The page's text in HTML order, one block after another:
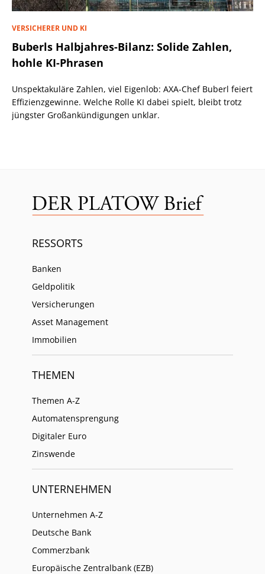
VERSICHERER UND KI
Buberls Halbjahres-Bilanz: Solide Zahlen,
hohle KI-Phrasen
Unspektakuläre Zahlen, viel Eigenlob: AXA-Chef Buberl feiert
Effizienzgewinne. Welche Rolle KI dabei spielt, bleibt trotz
jüngster Großankündigungen unklar.
RESSORTS
Banken
Geldpolitik
Versicherungen
Asset Management
Immobilien
THEMEN
Themen A-Z
Automatensprengung
Digitaler Euro
Zinswende
UNTERNEHMEN
Unternehmen A-Z
Deutsche Bank
Commerzbank
Europäische Zentralbank (EZB)